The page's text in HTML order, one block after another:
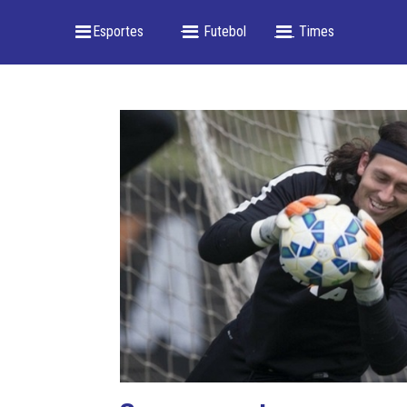
_ Esportes -- _ Futebol ___ Times